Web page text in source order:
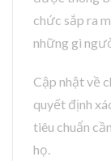
chức sắp ra
những gì
Cập nhật về
quyết định
tiêu chuẩn
họ.